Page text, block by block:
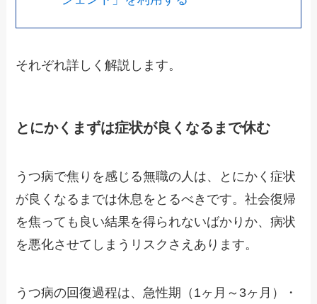
それぞれ詳しく解説します。
とにかくまずは症状が良くなるまで休む
うつ病で焦りを感じる無職の人は、とにかく症状
が良くなるまでは休息をとるべきです。社会復帰
を焦っても良い結果を得られないばかりか、病状
を悪化させてしまうリスクさえあります。
うつ病の回復過程は、急性期（1ヶ月～3ヶ月）・